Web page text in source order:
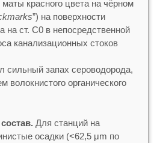
красного цвета на чёрном
”) на поверхности
на ст. С0 в непосредственной
канализационных стоков
сильный запах сероводорода,
волокнистого органического
Для станций на
осадки (<62,5 μm по